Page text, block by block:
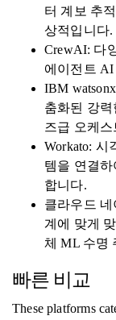
터 계보 추
상적입니다.
CrewAI: 다
에이전트
IBM
춤화된 강력
즈급 오케
Workato: 시
템을 연결
합니다.
클라우드 네
계에 맞게
체 ML 수명
빠른 비교
These platforms